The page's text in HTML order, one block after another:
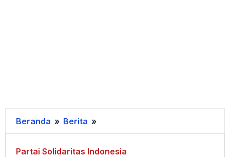
Beranda » Berita »
Syakur
Sebut
Partai Solidaritas Indonesia